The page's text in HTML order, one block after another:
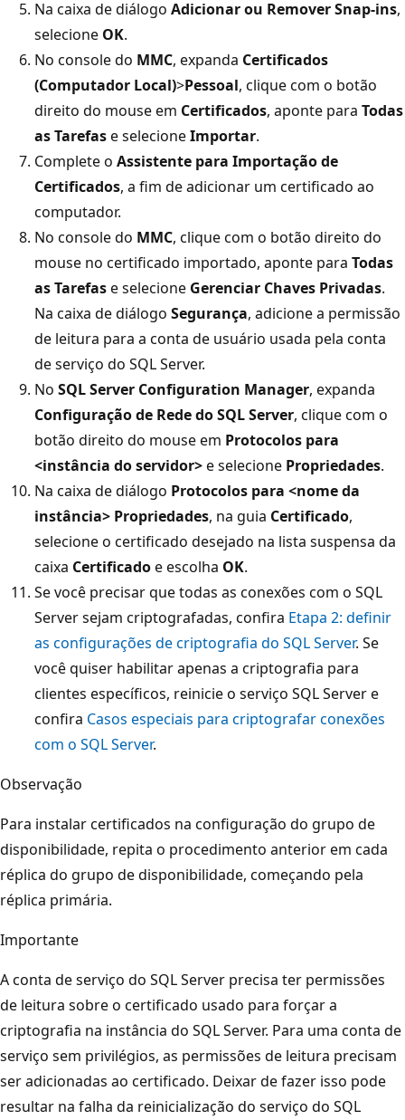
Na caixa de diálogo Adicionar ou Remover Snap-ins,
selecione OK.
No console do MMC, expanda Certificados
(Computador Local)>Pessoal, clique com o botão
direito do mouse em Certificados, aponte para Todas
as Tarefase selecioneImportar.
Complete o Assistente para Importação de
Certificados, a fim de adicionar um certificado ao
computador.
No console do MMC, clique com o botão direito do
mouse no certificado importado, aponte para Todas
as Tarefase selecione Gerenciar Chaves Privadas.
Na caixa de diálogo Segurança, adicione a permissão
de leitura para a conta de usuário usada pela conta
de serviço do SQL Server.
No SQL Server Configuration Manager, expanda
Configuração de Rede do SQL Server, clique com o
botão direito do mouse em Protocolos para
<instância do servidor>e selecione Propriedades.
Na caixa de diálogo Protocolos para <nome da
instância> Propriedades, na guia Certificado,
selecione o certificado desejado na lista suspensa da
caixa Certificadoe escolha OK.
Se você precisar que todas as conexões com o SQL
Server sejam criptografadas, confira Etapa 2: definir
as configurações de criptografia do SQL Server. Se
você quiser habilitar apenas a criptografia para
clientes específicos, reinicie o serviço SQL Server e
confira Casos especiais para criptografar conexões
com o SQL Server.
Observação
Para instalar certificados na configuração do grupo de
disponibilidade, repita o procedimento anterior em cada
réplica do grupo de disponibilidade, começando pela
réplica primária.
Importante
A conta de serviço do SQL Server precisa ter permissões
de leitura sobre o certificado usado para forçar a
criptografia na instância do SQL Server. Para uma conta de
serviço sem privilégios, as permissões de leitura precisam
ser adicionadas ao certificado. Deixar de fazer isso pode
resultar na falha da reinicialização do serviço do SQL